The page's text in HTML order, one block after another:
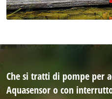
Che si tratti di pompe per
Aquasensor o con